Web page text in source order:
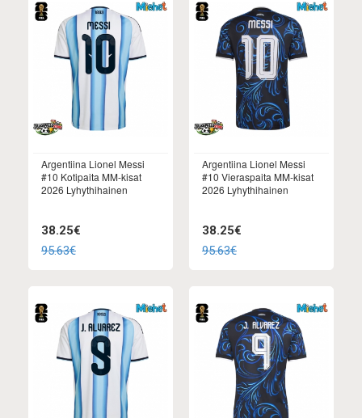
Argentiina Lionel Messi
#10 Kotipaita MM-kisat
2026 Lyhythihainen
38.25€
95.63€
Argentiina Lionel Messi
#10 Vieraspaita MM-kisat
2026 Lyhythihainen
38.25€
95.63€